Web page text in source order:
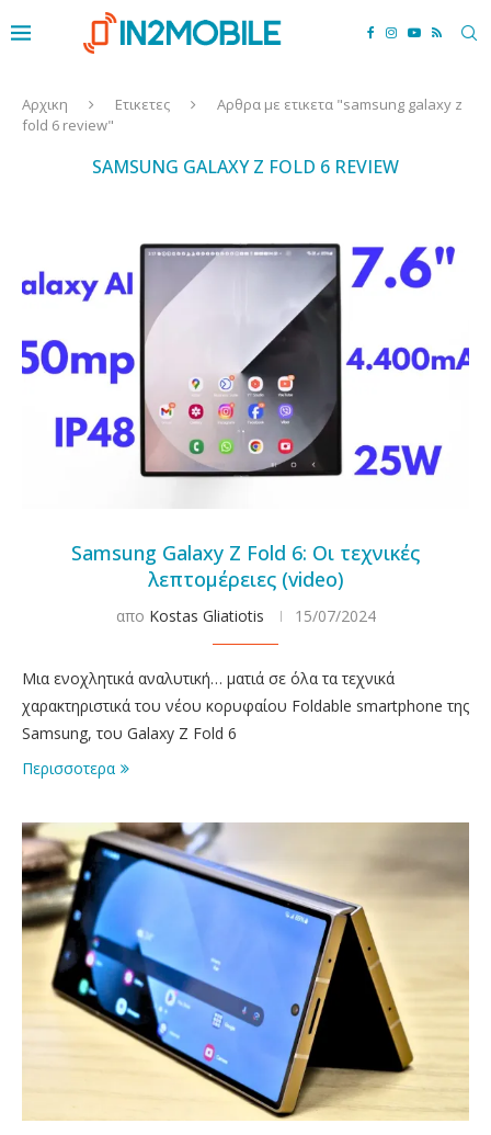
Αρχικη Ετικετες
Αρθρα με ετικετα "samsung galaxy z
fold 6 review"
SAMSUNG GALAXY Z FOLD 6 REVIEW
Samsung Galaxy Z Fold 6: Οι τεχνικές
λεπτομέρειες (video)
απο Kostas Gliatiotis 15/07/2024
Μια ενοχλητικά αναλυτική… ματιά σε όλα τα τεχνικά
χαρακτηριστικά του νέου κορυφαίου Foldable smartphone της
Samsung, του Galaxy Z Fold 6
Περισσοτερα